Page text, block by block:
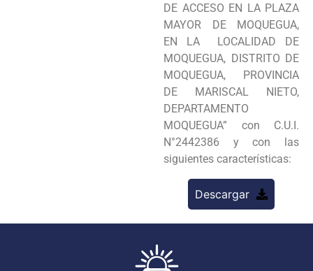
DE ACCESO EN LA PLAZA
MAYOR DE MOQUEGUA,
EN LA LOCALIDAD DE
MOQUEGUA, DISTRITO DE
MOQUEGUA, PROVINCIA
DE MARISCAL NIETO,
DEPARTAMENTO
MOQUEGUA” con C.U.I.
N°2442386 y con las
siguientes características:
Descargar